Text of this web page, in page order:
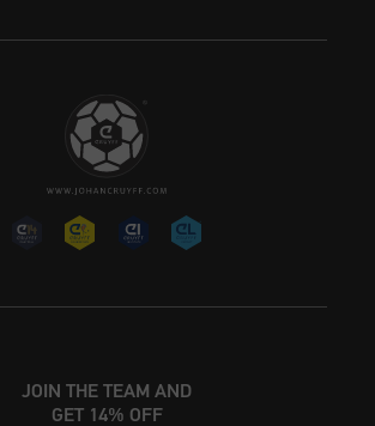
JOIN THE TEAM AND
GET 14% OFF